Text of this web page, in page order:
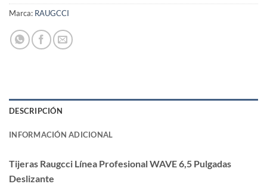
Marca: RAUGCCI
DESCRIPCIÓN
INFORMACIÓN ADICIONAL
Tijeras Raugcci Línea Profesional WAVE 6,5 Pulgadas
Deslizante